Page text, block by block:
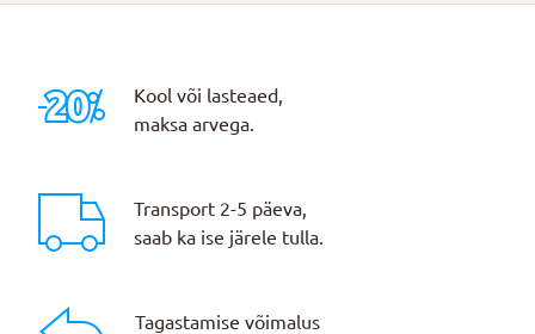
Kool või lasteaed,
maksa arvega.
Transport 2-5 päeva,
saab ka ise järele tulla.
Tagastamise võimalus